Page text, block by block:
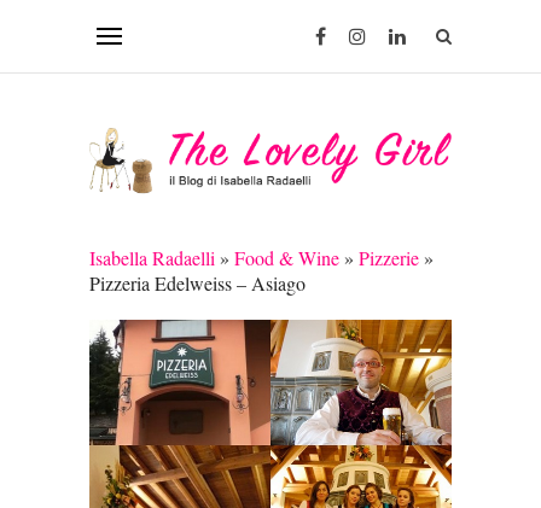
Isabella Radaelli » Food & Wine» Pizzerie»
Pizzeria Edelweiss – Asiago